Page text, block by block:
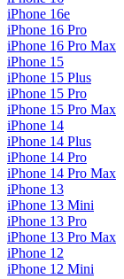
iPhone 16e
iPhone 16 Pro
iPhone 16 Pro Max
iPhone 15
iPhone 15 Plus
iPhone 15 Pro
iPhone 15 Pro Max
iPhone 14
iPhone 14 Plus
iPhone 14 Pro
iPhone 14 Pro Max
iPhone 13
iPhone 13 Mini
iPhone 13 Pro
iPhone 13 Pro Max
iPhone 12
iPhone 12 Mini